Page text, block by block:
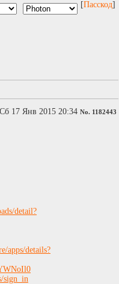
[Пасскод]
Сб 17 Янв 2015 20:34 No. 1182443
detail?
apps/details?
sign_in